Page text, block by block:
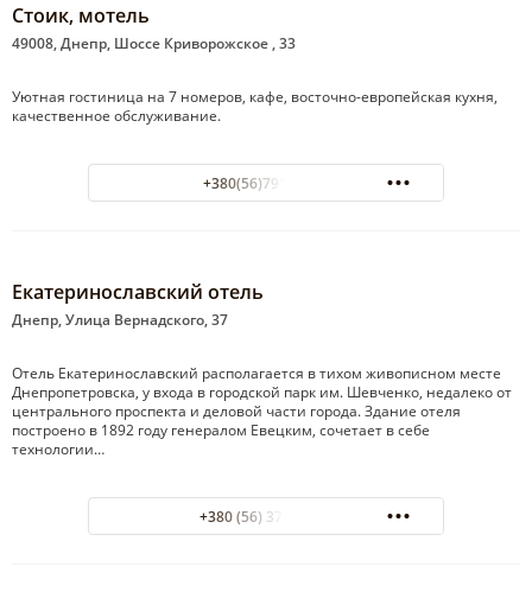
Стоик, мотель
49008, Днепр, Шоссе Криворожское , 33
Уютная гостиница на 7 номеров, кафе, восточно-европейская кухня,
качественное обслуживание.
+380(56)791-39-19
Екатеринославский отель
Днепр, Улица Вернадского, 37
Отель Екатеринославский располагается в тихом живописном месте
Днепропетровска, у входа в городской парк им. Шевченко, недалеко от
центрального проспекта и деловой части города. Здание отеля
построено в 1892 году генералом Евецким, сочетает в себе
технологии…
+380 (56) 370-25-21